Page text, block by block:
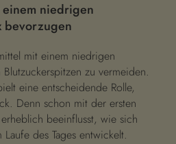
niedrigen
bevorzugen
mit einem niedrigen
zu vermeiden.
eine entscheidende Rolle,
Denn schon mit der ersten
beeinflusst, wie sich
des Tages entwickelt.